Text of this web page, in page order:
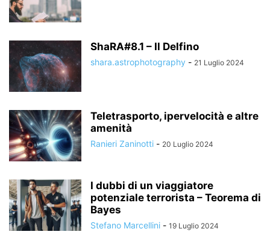
ShaRA#8.1 – Il Delfino
shara.astrophotography - 21 Luglio 2024
Teletrasporto, ipervelocità e altre
amenità
Ranieri Zaninotti - 20 Luglio 2024
I dubbi di un viaggiatore
potenziale terrorista – Teorema di
Bayes
Stefano Marcellini - 19 Luglio 2024